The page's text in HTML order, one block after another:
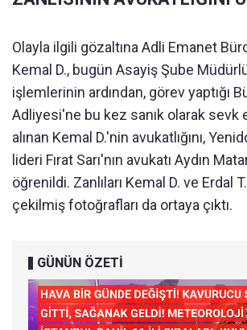
Olayla ilgili gözaltına Adli Emanet
Kemal D., bugün Asayiş Şube
işlemlerinin ardından, görev yaptığı
Adliyesi'ne bu kez sanık olarak sevk
alınan Kemal D.'nin avukatlığını,
lideri Fırat Sarı'nın avukatı Aydın
öğrenildi. Zanlıları Kemal D. ve Erdal
çekilmiş fotoğrafları da ortaya çıktı.
GÜNÜN ÖZETİ